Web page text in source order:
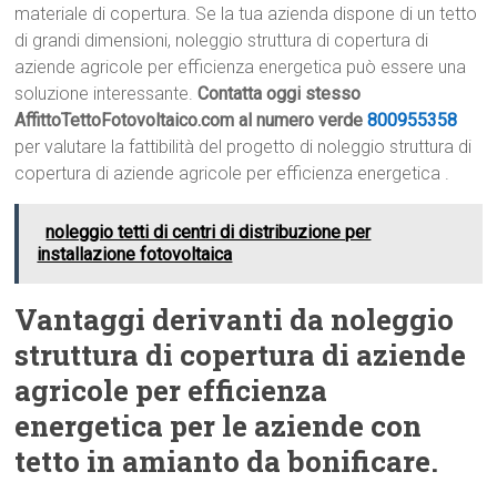
materiale di copertura. Se la tua azienda dispone di un tetto
di grandi dimensioni, noleggio struttura di copertura di
aziende agricole per efficienza energetica può essere una
soluzione interessante.Contatta oggi stesso
AffittoTettoFotovoltaico.com al numero verde800955358
per valutare la fattibilità del progetto di noleggio struttura di
copertura di aziende agricole per efficienza energetica .
noleggio tetti di centri di distribuzione per
installazione fotovoltaica
Vantaggi derivanti da noleggio
struttura di copertura di aziende
agricole per efficienza
energetica per le aziende con
tetto in amianto da bonificare.